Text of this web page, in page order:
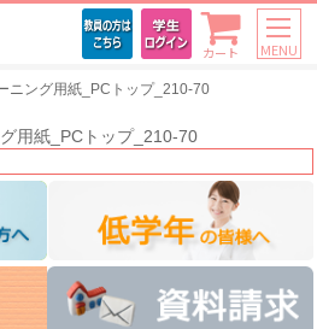
カート MENU
ニング用紙_PCトップ_210-70
用紙_PCトップ_210-70